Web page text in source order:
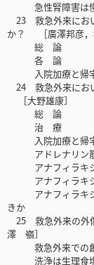
急性腎障害は慢
23 救急外来にお
か？ ［廣澤邦彦，
総 論
各 論
入院加療と帰宅
24 救急外来にお
［大野雄康］
総 論
治 療
入院加療と帰宅
アドレナリン筋
アナフィラキシ
アナフィラキシ
アナフィラキシ
きか
25 救急外来の外
澤 嶺］
救急外来での創
洗浄は生理食塩